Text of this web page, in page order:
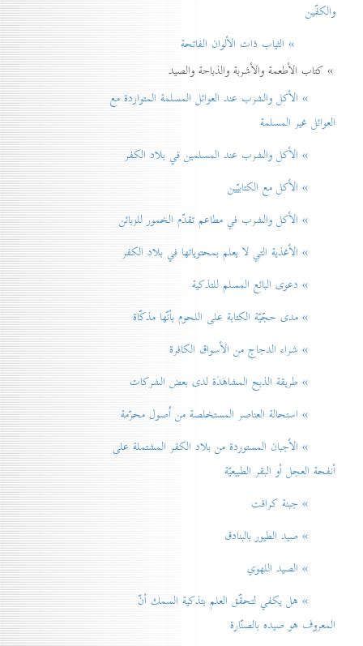
والكفّين
» الثياب ذات الألوان الفاتحة
» كتاب الأطعمة والأشربة والذباحة والصيد
» الأكل والشرب عند العوائل المسلمة المتواردة مع
العوائل غير المسلمة
» الأكل والشرب عند المسلمين في بلاد الكفر
» الأكل مع الكتابيّين
» الأكل والشرب في مطاعم تقدّم الخمور للزبائن
» الأغذية التي لا يعلم بمحتوياتها في بلاد الكفر
» دعوی البائع المسلم للتذكية
» مدی حجّيّة الكتابة على اللحوم بأنّها مذكّاة
» شراء الدجاج من الأسواق الكافرة
» طريقة الذبح المشاهَدَة لدی بعض الشركات
» استحالة العناصر المستخلصة من اُصول محرّمة
» الأجبان المستوردة من بلاد الكفر المشتملة على
أنفحة العجل أو البقر الطبيعيّة
» جبنة كرافت
» صيد الطيور بالبنادق
» الصيد اللهوي
» هل يكفي لتحقّق العلم بتذكية السمك أنّ
المعروف هو صيده بالصنّارة